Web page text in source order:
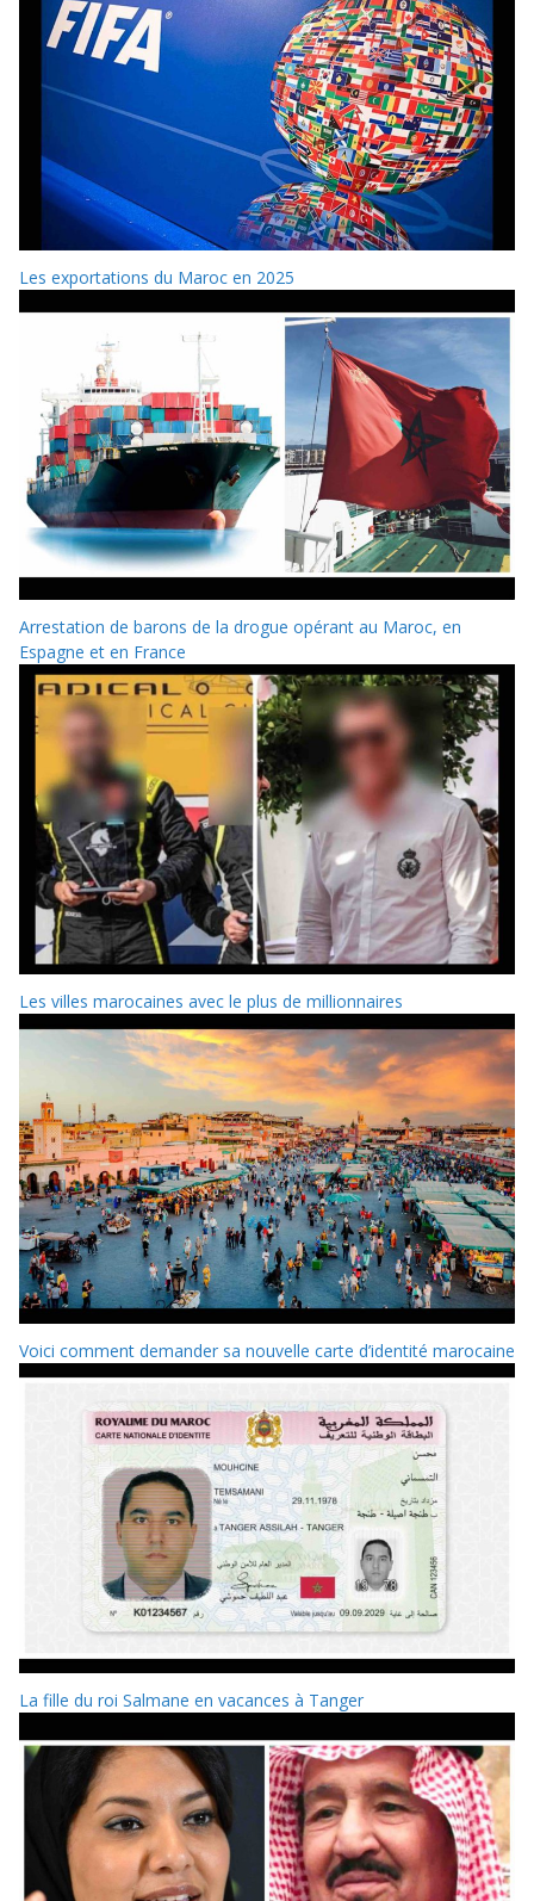
Les exportations du Maroc en 2025
Arrestation de barons de la drogue opérant au Maroc, en
Espagne et en France
Les villes marocaines avec le plus de millionnaires
Voici comment demander sa nouvelle carte d’identité marocaine
La fille du roi Salmane en vacances à Tanger